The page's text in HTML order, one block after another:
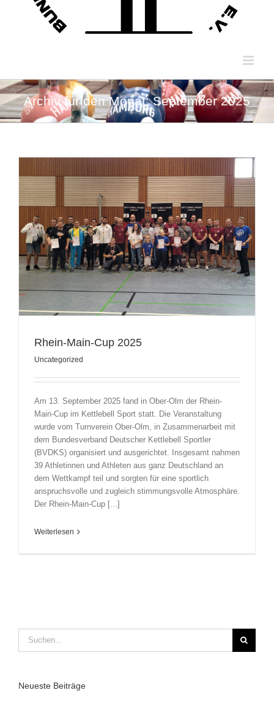
Archiv für den Monat:September 2025
Rhein-Main-Cup 2025
Uncategorized
Am 13. September 2025 fand in Ober-Olm der Rhein-
Main-Cup im Kettlebell Sport statt. Die Veranstaltung
wurde vom Turnverein Ober-Olm, in Zusammenarbeit mit
dem Bundesverband Deutscher Kettlebell Sportler
(BVDKS) organisiert und ausgerichtet. Insgesamt nahmen
39 Athletinnen und Athleten aus ganz Deutschland an
dem Wettkampf teil und sorgten für eine sportlich
anspruchsvolle und zugleich stimmungsvolle Atmosphäre.
Der Rhein-Main-Cup [...]
Weiterlesen
Neueste Beiträge